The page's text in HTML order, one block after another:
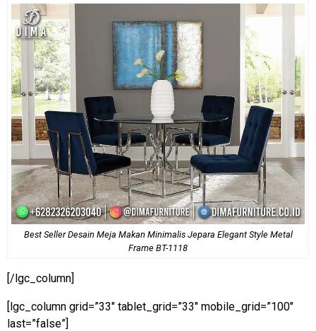
Best Seller Desain Meja Makan Minimalis Jepara Elegant Style Metal
Frame BT-1118
[/lgc_column]
[lgc_column grid=”33″ tablet_grid=”33″ mobile_grid=”100″
last=”false”]